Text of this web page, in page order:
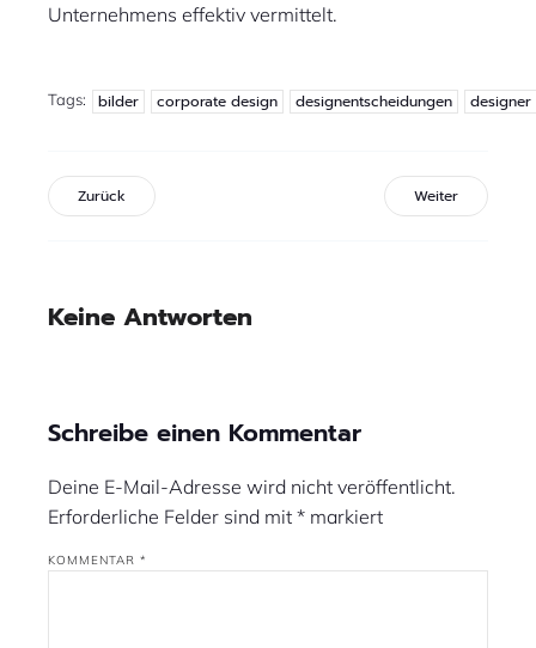
Unternehmens effektiv vermittelt.
Tags: bilder corporate design designentscheidungen designer
Zurück Weiter
Keine Antworten
Schreibe einen Kommentar
Deine E-Mail-Adresse wird nicht veröffentlicht.
Erforderliche Felder sind mit * markiert
KOMMENTAR *